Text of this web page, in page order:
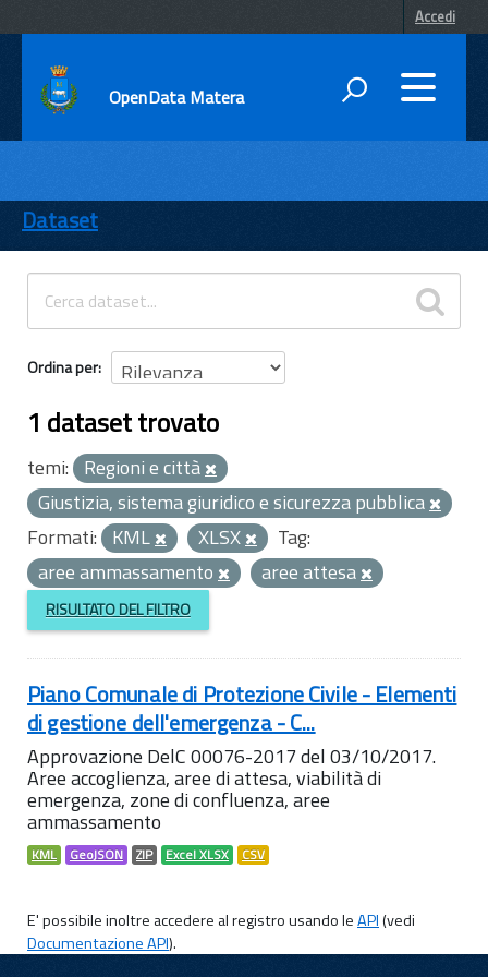
Accedi
OpenData Matera
ENTI
TEMI
INFORMAZIONI
Dataset
Ordina per
1 dataset trovato
temi: Regioni e città
Giustizia, sistema giuridico e sicurezza pubblica
Formati: KML XLSX
Tag:
aree ammassamento
aree attesa
RISULTATO DEL FILTRO
Piano Comunale di Protezione Civile - Elementi
di gestione dell'emergenza - C...
Approvazione DelC 00076-2017 del 03/10/2017.
Aree accoglienza, aree di attesa, viabilità di
emergenza, zone di confluenza, aree
ammassamento
KML GeoJSON ZIP Excel XLSX CSV
E' possibile inoltre accedere al registro usando leAPI(vedi
Documentazione API).